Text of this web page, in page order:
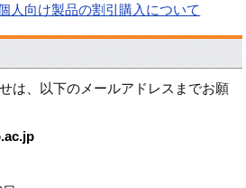
人向け製品の割引購入について
は、以下のメールアドレスまでお願